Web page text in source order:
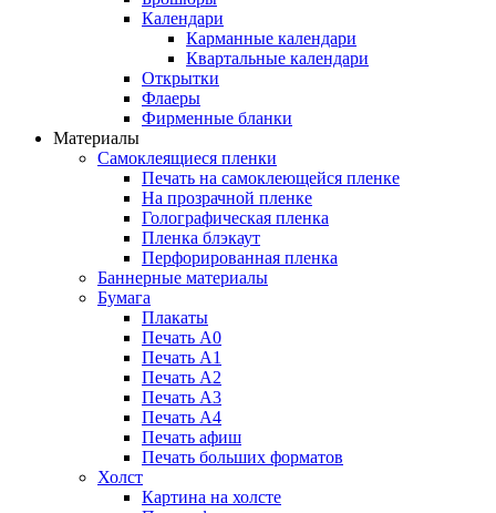
Календари
Карманные календари
Квартальные календари
Открытки
Флаеры
Фирменные бланки
Материалы
Самоклеящиеся пленки
Печать на самоклеющейся пленке
На прозрачной пленке
Голографическая пленка
Пленка блэкаут
Перфорированная пленка
Баннерные материалы
Бумага
Плакаты
Печать А0
Печать А1
Печать А2
Печать А3
Печать А4
Печать афиш
Печать больших форматов
Холст
Картина на холсте